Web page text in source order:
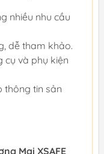
nhiều nhu cầu
dễ tham khảo.
cụ và phụ kiện
thông tin sản
Mại XSAFE